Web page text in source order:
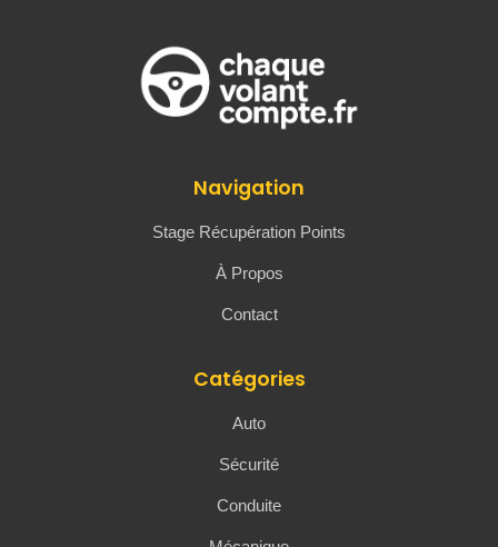
Navigation
Stage Récupération Points
À Propos
Contact
Catégories
Auto
Sécurité
Conduite